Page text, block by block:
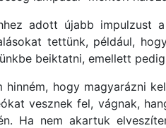
adott újabb impulzust a
tettünk, például,
beiktatni, emellett
hinném, hogy magyarázni
vesznek fel, vágnak,
Ha nem akartuk